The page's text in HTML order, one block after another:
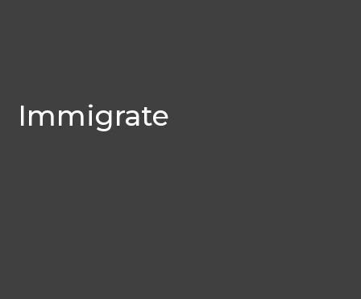
Immigrate